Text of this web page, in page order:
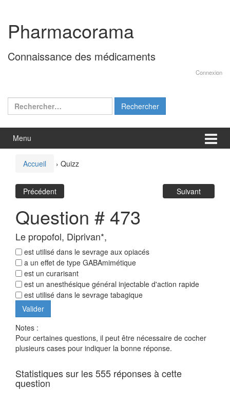
contenu
menu
principal
Pharmacorama
Connaissance des médicaments
Connexion
Rechercher :
Menu
Accueil › Quizz
Précédent Suivant
Question # 473
Le propofol, Diprivan*,
est utilisé dans le sevrage aux opiacés
a un effet de type GABAmimétique
est un curarisant
est un anesthésique général injectable d'action rapide
est utilisé dans le sevrage tabagique
Notes :
Pour certaines questions, il peut être nécessaire de cocher
plusieurs cases pour indiquer la bonne réponse.
Statistiques sur les 555 réponses à cette
question